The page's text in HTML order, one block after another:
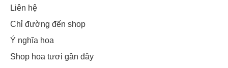
Liên hệ
Chỉ đường đến shop
Ý nghĩa hoa
Shop hoa tươi gần đây